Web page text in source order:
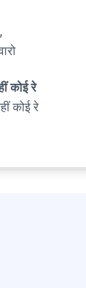
कोई रे
कोई रे